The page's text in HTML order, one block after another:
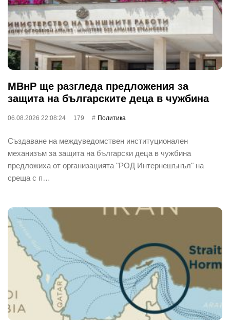
МВнР ще разгледа предложения за
защита на българските деца в чужбина
06.08.2026 22:08:24 179 Политика
Създаване на междуведомствен институционален
механизъм за защита на български деца в чужбина
предложиха от организацията "РОД Интернешънъл" на
среща с п…